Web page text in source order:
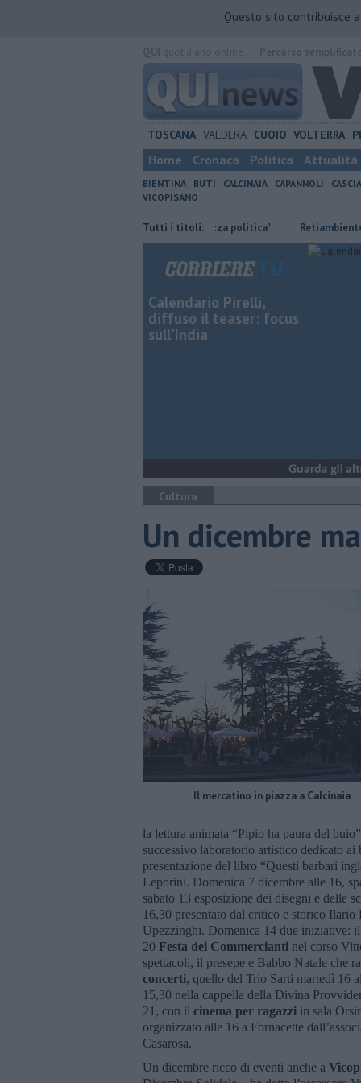
Questo sito contribuisce
TOSCANA VALDERA CUOIO VOLTERRA
Home Cronaca Politica Attualità
BIENTINA BUTI CALCINAIA CAPANNOLI
VICOPISANO
Tutti i titoli:
Ossicombustore, "Serve chiarezza politica" Retiambiente, M5S:
Calendario Pirelli,
diffuso il teaser: focus
sull'India
Cultura
​Un dicembre
Il mercatino in piazza a Calcinaia
la lettura animata “Pipio ha paura del
successivo laboratorio artistico dedicato
presentazione del libro “Questi barbari
Leporini. Domenica 7 dicembre alle 16,
sabato 13 esposizione dei disegni e delle
16,30 presentato dal critico e storico
Upezzinghi. Domenica 14 due iniziative:
20 Festa dei Commercianti nel corso
spettacoli, il presepe e Babbo Natale che
concerti, quello del Trio Sarti martedì 16
15,30 nella cappella della Divina
21, con il cinema per ragazzi in sala
organizzato alle 16 a Fornacette
Casarosa.
Un dicembre ricco di eventi anche a